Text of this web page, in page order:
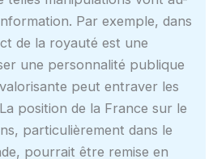
Par exemple, dans
de la royauté est une
une personnalité publique
peut entraver les
position de la France sur le
particulièrement dans le
pourrait être remise en